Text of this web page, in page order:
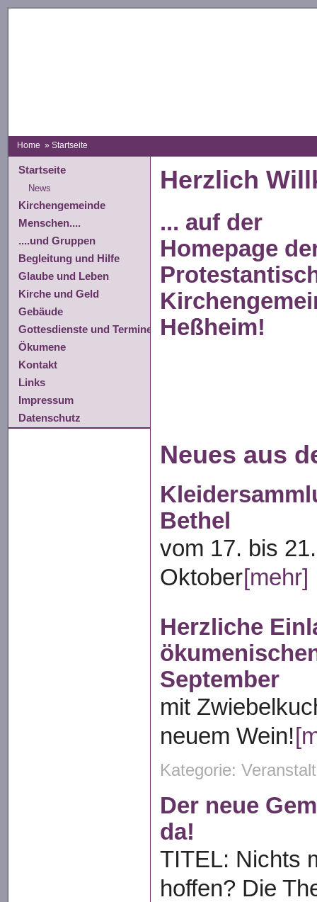
Home » Startseite
Startseite
News
Kirchengemeinde
Menschen....
....und Gruppen
Begleitung und Hilfe
Glaube und Leben
Kirche und Geld
Gebäude
Gottesdienste und Termine
Ökumene
Kontakt
Links
Impressum
Datenschutz
Herzlich
... auf der
Homepage
Heßheim!
Neues aus
Bethel
vom 17. bis 21.
Oktober[mehr]
Herzliche
September
mit
neuem Wein!
Kategorie:
Der neue
da!
TITEL: Nichts
hoffen? Die